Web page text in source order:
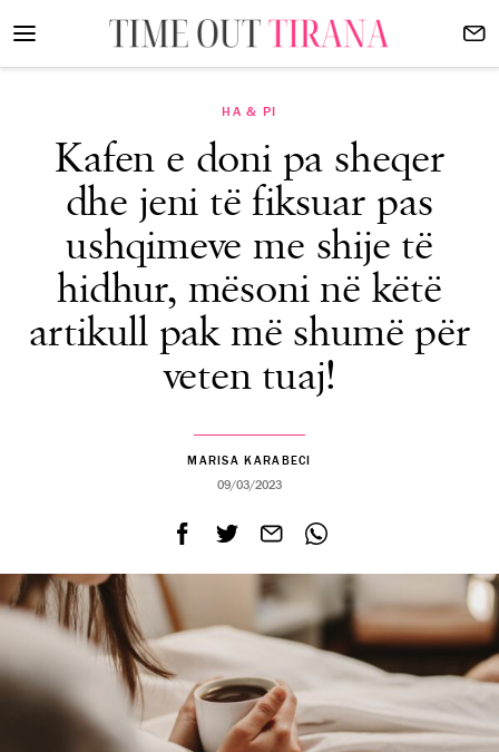
HA & PI
Kafen e doni pa sheqer
dhe jeni të fiksuar pas
ushqimeve me shije të
hidhur, mësoni në këtë
artikull pak më shumë për
veten tuaj!
MARISA KARABECI
09/03/2023